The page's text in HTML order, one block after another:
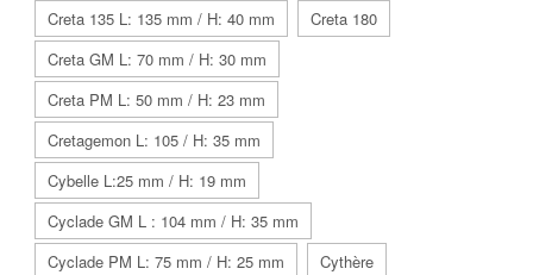
Creta 135 L: 135 mm / H: 40 mm
Creta 180
Creta GM L: 70 mm / H: 30 mm
Creta PM L: 50 mm / H: 23 mm
Cretagemon L: 105 / H: 35 mm
Cybelle L:25 mm / H: 19 mm
Cyclade GM L : 104 mm / H: 35 mm
Cyclade PM L: 75 mm / H: 25 mm
Cythère